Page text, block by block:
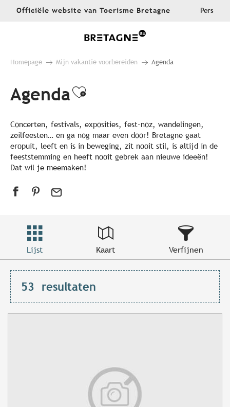
AllerOfficiële website van Toerisme Bretagne Pers
Homepage Mijn vakantie voorbereiden Agenda
AgendaAjouter aux favoris
Concerten, festivals, exposities, fest-noz, wandelingen,
zeilfeesten… en ga nog maar even door! Bretagne gaat
eropuit, leeft en is in beweging, zit nooit stil, is altijd in de
feeststemming en heeft nooit gebrek aan nieuwe ideeën!
Dat wil je meemaken!
Lijst Kaart Verfijnen
53 resultaten